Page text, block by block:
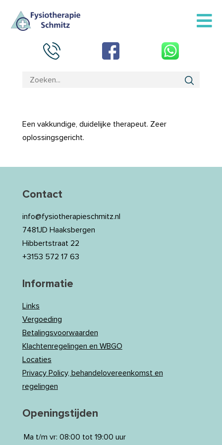
Een vakkundige, duidelijke therapeut. Zeer
oplossingsgericht.
Contact
info@fysiotherapieschmitz.nl
7481JD Haaksbergen
Hibbertstraat 22
+3153 572 17 63
Informatie
Links
Vergoeding
Betalingsvoorwaarden
Klachtenregelingen en WBGO
Locaties
Privacy Policy, behandelovereenkomst en
regelingen
Openingstijden
Ma t/m vr: 08:00 tot 19:00 uur